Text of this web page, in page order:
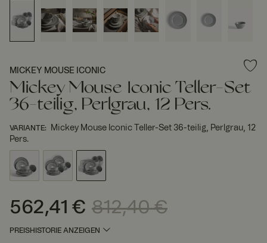
MICKEY MOUSE ICONIC
Mickey Mouse Iconic Teller-Set
36-teilig, Perlgrau, 12 Pers.
VARIANTE:
Mickey Mouse Iconic Teller-Set 36-teilig, Perlgrau, 12
Pers.
Aktueller Preis:562,41 €Vorheriger Preis
562,41 € 812,40 €
PREISHISTORIE ANZEIGEN